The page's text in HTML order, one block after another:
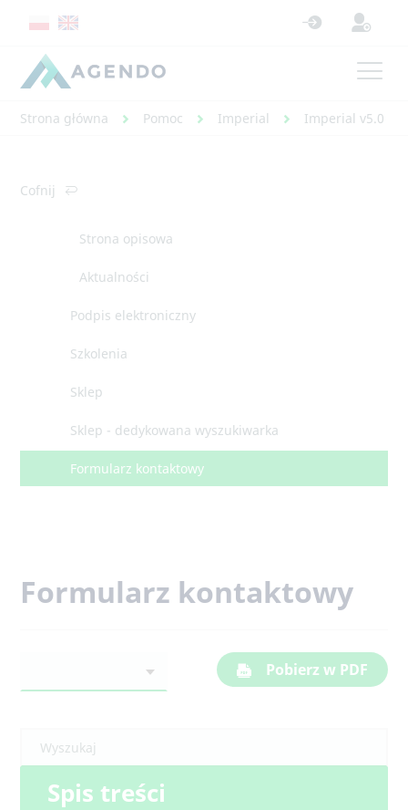
Strona główna Pomoc Imperial Imperial v5.0 -
Cofnij
Strona opisowa
Aktualności
Podpis elektroniczny
Szkolenia
Sklep
Sklep - dedykowana wyszukiwarka
Formularz kontaktowy
Formularz kontaktowy
Pobierz w PDF
Spis treści